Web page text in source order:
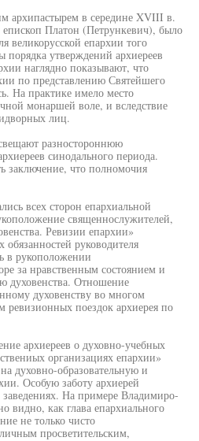
архипастырем в середине XVIII в.
Платон (Петрункевич), было
великорусской епархии того
утверждений архиереев
наглядно показывают, что
по представлению Святейшего
На практике имело место
монаршей воле, и вследствие
лиц.
разностороннюю
синодального периода.
заключение, что полномочия
всех сторон епархиальной
священнослужителей,
Ревизии епархии»
руководителя
в рукоположении
за нравственным состоянием и
духовенства. Отношение
духовенству во многом
ревизионных поездок архиерея по
архиереев о духовно-учебных
организациях епархии»
духовно-образовательную и
Особую заботу архиерей
На примере Владимиро-
видно, как глава епархиального
не только чисто
просветительским,